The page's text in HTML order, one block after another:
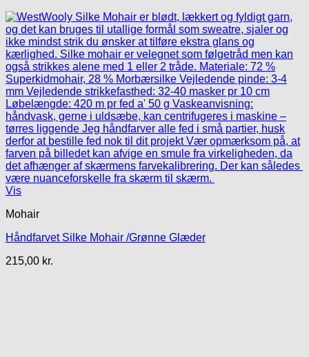
Vis
Mohair
Håndfarvet Silke Mohair /Grønne Glæder
215,00 kr.